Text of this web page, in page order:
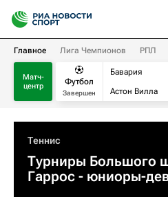
Главное Лига Чемпионов РПЛ
Матч-
центр
Футбол
Завершен
Бавария
Астон Вилла
Теннис
Турниры Большого
Гаррос - юниоры-